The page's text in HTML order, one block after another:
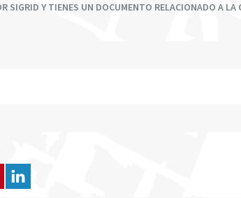
SIGRID Y TIENES UN DOCUMENTO RELACIONADO A LA